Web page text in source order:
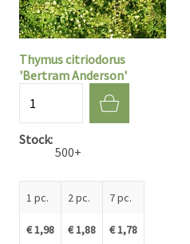
Thymus citriodorus
'Bertram Anderson'
Stock
500+
1 pc.
€ 1,98
2 pc.
€ 1,88
7 pc.
€ 1,78